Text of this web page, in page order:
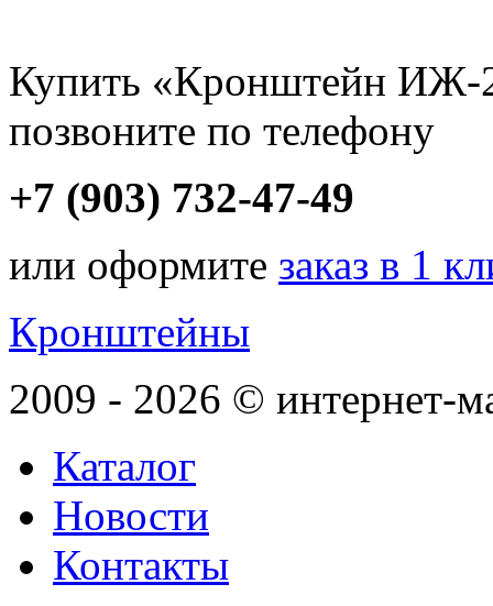
Купить «Кронштейн ИЖ-
позвоните по телефону
+7 (903) 732-47-49
или оформите заказ в 1
Кронштейны
2009 - 2026 © интернет-
Каталог
Новости
Контакты